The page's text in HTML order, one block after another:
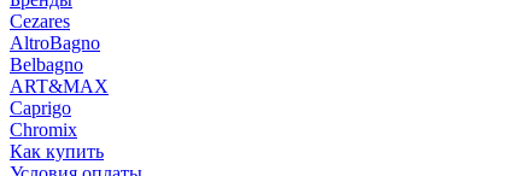
Cezares
AltroBagno
Belbagno
ART&MAX
Caprigo
Chromix
Как купить